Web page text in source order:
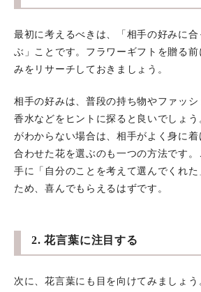
最初に考えるべきは、「相手の好みに
ぶ」ことです。フラワーギフトを贈る
みをリサーチしておきましょう。
相手の好みは、普段の持ち物やファッシ
香水などをヒントに探ると良いでしょ
がわからない場合は、相手がよく身に
合わせた花を選ぶのも一つの方法です。
手に「自分のことを考えて選んでくれた
ため、喜んでもらえるはずです。
2. 花言葉に注目する
次に、花言葉にも目を向けてみましょ